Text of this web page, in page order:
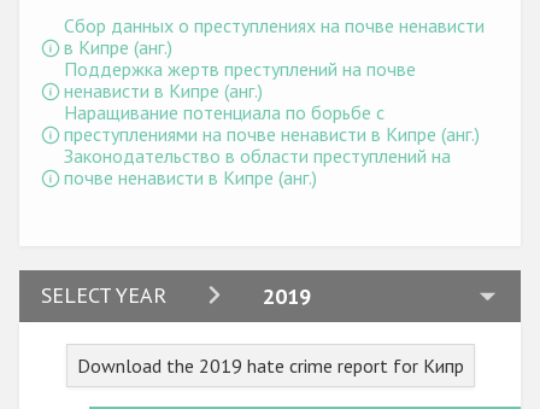
Сбор данных о преступлениях на почве ненависти
в Кипре (анг.)
Поддержка жертв преступлений на почве
ненависти в Кипре (анг.)
Наращивание потенциала по борьбе с
преступлениями на почве ненависти в Кипре (анг.)
Законодательство в области преступлений на
почве ненависти в Кипре (анг.)
SELECT YEAR 2019
2024
2022
Download the 2019 hate crime report for Кипр